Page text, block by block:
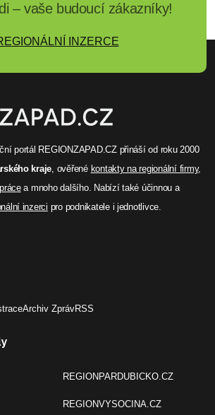
– vaše budoucí zákazníky!
INZERCE
portál REGIONZAPAD.CZ přináší od roku 2000
kraje, ověřené kontakty na regionální firmy,
a mnoho dalšího. Nabízí také účinnou a
inzerci pro podnikatele i jednotlivce.
Archiv ZprávRSS
REGIONPARDUBICKO.CZ
REGIONVYSOCINA.CZ